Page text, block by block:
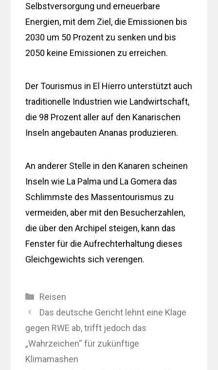
Selbstversorgung und erneuerbare
Energien, mit dem Ziel, die Emissionen bis
2030 um 50 Prozent zu senken und bis
2050 keine Emissionen zu erreichen.
Der Tourismus in El Hierro unterstützt auch
traditionelle Industrien wie Landwirtschaft,
die 98 Prozent aller auf den Kanarischen
Inseln angebauten Ananas produzieren.
An anderer Stelle in den Kanaren scheinen
Inseln wie La Palma und La Gomera das
Schlimmste des Massentourismus zu
vermeiden, aber mit den Besucherzahlen,
die über den Archipel steigen, kann das
Fenster für die Aufrechterhaltung dieses
Gleichgewichts sich verengen.
Kategorien
Reisen
Das deutsche Gericht lehnt eine Klage
gegen RWE ab, trifft jedoch das
„Wahrzeichen“ für zukünftige
Klimamashen